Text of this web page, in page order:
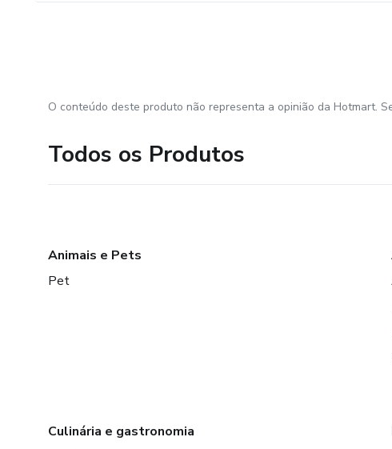
O conteúdo deste produto não representa a opinião da Hotmart.
Todos os Produtos
Animais e Pets
Pet
Culinária e gastronomia